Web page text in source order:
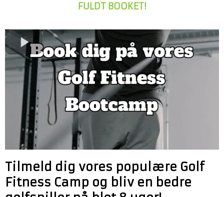
FULDT BOOKET!
Tilmeld dig vores populære Golf
Fitness Camp og bliv en bedre